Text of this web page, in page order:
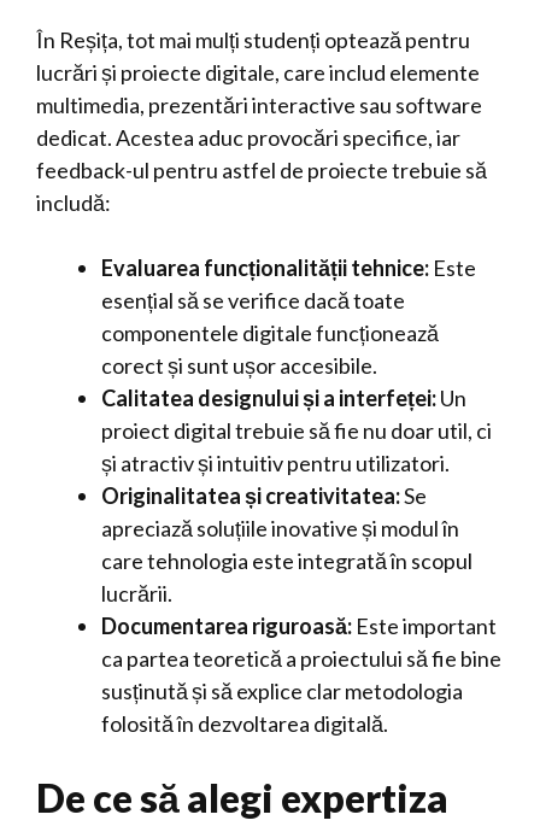
În Reșița, tot mai mulți studenți optează pentru
lucrări și proiecte digitale, care includ elemente
multimedia, prezentări interactive sau software
dedicat. Acestea aduc provocări specifice, iar
feedback-ul pentru astfel de proiecte trebuie să
includă:
Evaluarea funcționalității tehnice: Este
esențial să se verifice dacă toate
componentele digitale funcționează
corect și sunt ușor accesibile.
Calitatea designului și a interfeței:Un
proiect digital trebuie să fie nu doar util, ci
și atractiv și intuitiv pentru utilizatori.
Originalitatea și creativitatea:Se
apreciază soluțiile inovative și modul în
care tehnologia este integrată în scopul
lucrării.
Documentarea riguroasă: Este important
ca partea teoretică a proiectului să fie bine
susținută și să explice clar metodologia
folosită în dezvoltarea digitală.
De ce să alegi expertiza